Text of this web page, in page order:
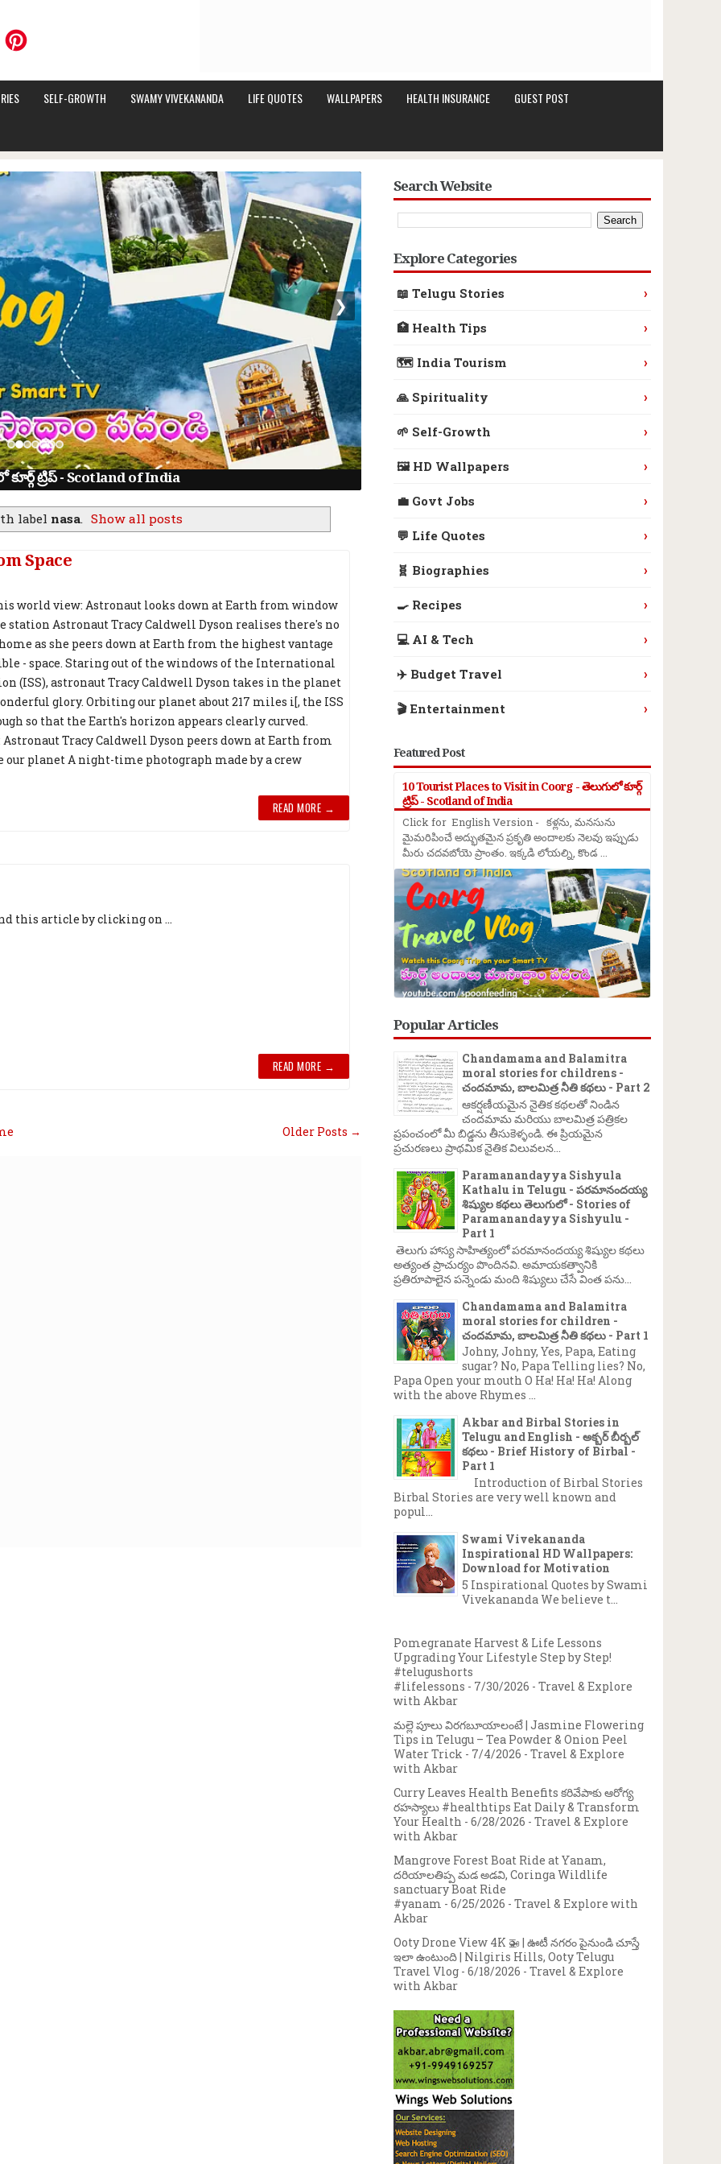
SELF-GROWTH SWAMY VIVEKANANDA LIFE QUOTES WALLPAPERS HEALTH INSURANCE GUEST POST
ట్రిప్ - Scotland of India
❯
label nasa. Show all posts
Space
world view: Astronaut looks down at Earth from window
station Astronaut Tracy Caldwell Dyson realises there's no
as she peers down at Earth from the highest vantage
- space. Staring out of the windows of the International
(ISS), astronaut Tracy Caldwell Dyson takes in the planet
glory. Orbiting our planet about 217 miles i[, the ISS
so that the Earth's horizon appears clearly curved.
Tracy Caldwell Dyson peers down at Earth from
planet A night-time photograph made by a crew
READ MORE →
this article by clicking on ...
READ MORE →
Older Posts →
Search Website
Explore Categories
📖 Telugu Stories ›
🏥 Health Tips ›
🗺️ India Tourism ›
🙏 Spirituality ›
🌱 Self-Growth ›
🖼️ HD Wallpapers ›
💼 Govt Jobs ›
💬 Life Quotes ›
🧬 Biographies ›
🍳 Recipes ›
💻 AI & Tech ›
✈️ Budget Travel ›
🎬 Entertainment ›
Featured Post
10 Tourist Places to Visit in Coorg - తెలుగులో కూర్గ్
ట్రిప్ - Scotland of India
Click for English Version - కళ్లను, మనసును
మైమరిపించే అద్భుతమైన ప్రకృతి అందాలకు నెలవు ఇప్పుడు
మీరు చదవబోయె ప్రాంతం. ఇక్కడి లోయల్ని, కొండ ...
Popular Articles
Chandamama and Balamitra
moral stories for childrens -
చందమామ, బాలమిత్ర నీతి కథలు - Part 2
ఆకర్షణీయమైన నైతిక కథలతో నిండిన
చందమామ మరియు బాలమిత్ర పత్రికల
ప్రపంచంలో మీ బిడ్డను తీసుకెళ్ళండి. ఈ ప్రియమైన
ప్రచురణలు ప్రాథమిక నైతిక విలువలన...
Paramanandayya Sishyula
Kathalu in Telugu - పరమానందయ్య
శిష్యుల కథలు తెలుగులో - Stories of
Paramanandayya Sishyulu -
Part 1
తెలుగు హాస్య సాహిత్యంలో పరమానందయ్య శిష్యుల కథలు
అత్యంత ప్రాచుర్యం పొందినవి. అమాయకత్వానికి
ప్రతిరూపాలైన పన్నెండు మంది శిష్యులు చేసే వింత పను...
Chandamama and Balamitra
moral stories for children -
చందమామ, బాలమిత్ర నీతి కథలు - Part 1
Johny, Johny, Yes, Papa, Eating
sugar? No, Papa Telling lies? No,
Papa Open your mouth O Ha! Ha! Ha! Along
with the above Rhymes ...
Akbar and Birbal Stories in
Telugu and English - అక్బర్ బీర్బల్
కథలు - Brief History of Birbal -
Part 1
Introduction of Birbal Stories
Birbal Stories are very well known and
popul...
Swami Vivekananda
Inspirational HD Wallpapers:
Download for Motivation
5 Inspirational Quotes by Swami
Vivekananda We believe t...
Pomegranate Harvest & Life Lessons
Upgrading Your Lifestyle Step by Step!
#telugushorts
#lifelessons - 7/30/2026 - Travel & Explore
with Akbar
మల్లె పూలు విరగబూయాలంటే | Jasmine Flowering
Tips in Telugu – Tea Powder & Onion Peel
Water Trick - 7/4/2026 - Travel & Explore
with Akbar
Curry Leaves Health Benefits కరివేపాకు ఆరోగ్య
రహస్యాలు #healthtips Eat Daily & Transform
Your Health - 6/28/2026 - Travel & Explore
with Akbar
Mangrove Forest Boat Ride at Yanam,
దరియాలతిప్ప మడ అడవి, Coringa Wildlife
sanctuary Boat Ride
#yanam - 6/25/2026 - Travel & Explore with
Akbar
Ooty Drone View 4K 🚁 | ఊటీ నగరం పైనుండి చూస్తే
ఇలా ఉంటుంది | Nilgiris Hills, Ooty Telugu
Travel Vlog - 6/18/2026 - Travel & Explore
with Akbar